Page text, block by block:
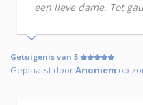
een lieve dame. Tot
Getuigenis van 5
Geplaatst doorAnoniem op